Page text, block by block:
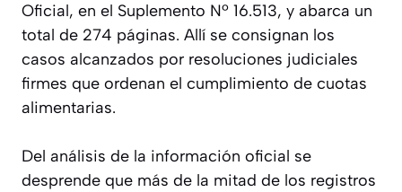
Oficial, en el Suplemento Nº 16.513, y abarca un
total de 274 páginas. Allí se consignan los
casos alcanzados por resoluciones judiciales
firmes que ordenan el cumplimiento de cuotas
alimentarias.
Del análisis de la información oficial se
desprende que más de la mitad de los registros